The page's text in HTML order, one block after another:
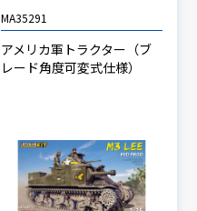
MA35291
アメリカ軍トラクター（ブ
レード角度可変式仕様）